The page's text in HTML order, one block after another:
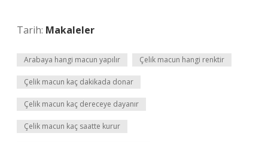
Tarih: Makaleler
Arabaya hangi macun yapılır Çelik macun hangi renktir
Çelik macun kaç dakikada donar
Çelik macun kaç dereceye dayanır
Çelik macun kaç saatte kurur